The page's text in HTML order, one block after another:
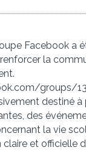
Facebook a
la
groups/
destiné à
des
la vie
claire et officielle